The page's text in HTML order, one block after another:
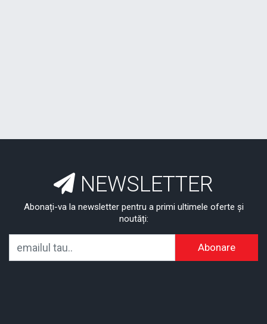
NEWSLETTER
Abonați-va la newsletter pentru a primi ultimele oferte și
noutăți:
Abonare